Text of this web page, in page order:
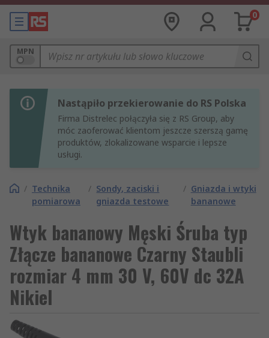
0
MPN
Nastąpiło przekierowanie do RS Polska
Firma Distrelec połączyła się z RS Group, aby
móc zaoferować klientom jeszcze szerszą gamę
produktów, zlokalizowane wsparcie i lepsze
usługi.
/ Technika
pomiarowa
/ Sondy, zaciski i
gniazda testowe
/ Gniazda i wtyki
bananowe
Wtyk bananowy Męski Śruba typ
Złącze bananowe Czarny Staubli
rozmiar 4 mm 30 V, 60V dc 32A
Nikiel